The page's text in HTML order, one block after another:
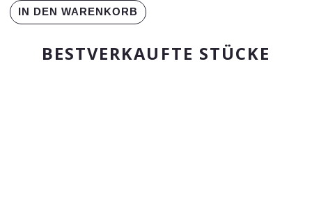
IN DEN WARENKORB
BESTVERKAUFTE STÜCKE